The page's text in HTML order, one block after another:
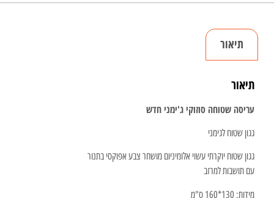
תיאור
תיאור
עריסה שטוחה סוזוקי ג'ימני חדש
גגון שטוח לגימני
גגון שטוח יוקרתי עשוי אלומיניום מושחר צבע אפוקסי בתנור
עם תושבות למרזב
מידות: 130*160 ס"מ